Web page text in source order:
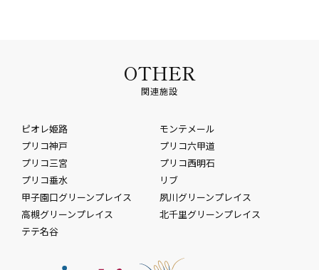
OTHER
関連施設
ピオレ姫路
モンテメール
プリコ神戸
プリコ六甲道
プリコ三宮
プリコ西明石
プリコ垂水
リブ
甲子園口グリーンプレイス
夙川グリーンプレイス
高槻グリーンプレイス
北千里グリーンプレイス
テテ名谷